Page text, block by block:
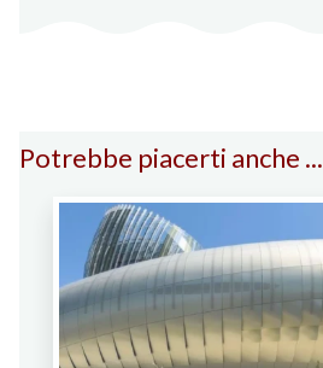
Potrebbe piacerti anche ...